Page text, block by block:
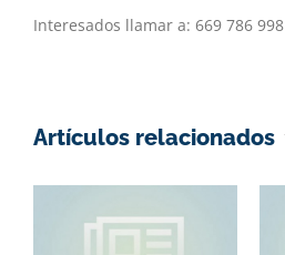
Interesados llamar a: 669 786 998
Artículos relacionados